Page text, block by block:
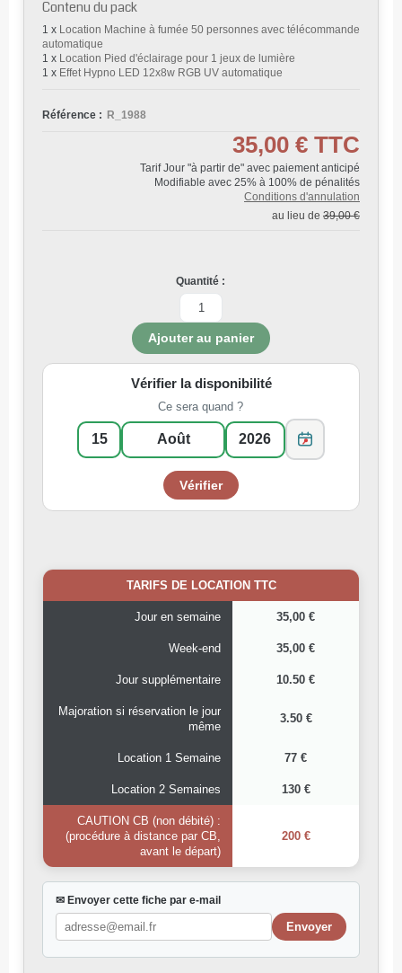
Contenu du pack
1 x Location Machine à fumée 50 personnes avec télécommande
automatique
1 x Location Pied d'éclairage pour 1 jeux de lumière
1 x Effet Hypno LED 12x8w RGB UV automatique
Référence : R_1988
35,00 € TTC
Tarif Jour "à partir de" avec paiement anticipé
Modifiable avec 25% à 100% de pénalités
Conditions d'annulation
au lieu de 39,00 €
Quantité :
Vérifier la disponibilité
Ce sera quand ?
TARIFS DE LOCATION TTC
Jour en semaine 35,00 €
Week-end 35,00 €
Jour supplémentaire 10.50 €
Majoration si réservation le jour
même
3.50 €
Location 1 Semaine 77 €
Location 2 Semaines 130 €
CAUTION CB (non débité) :
(procédure à distance par CB,
avant le départ)
200 €
✉ Envoyer cette fiche par e-mail